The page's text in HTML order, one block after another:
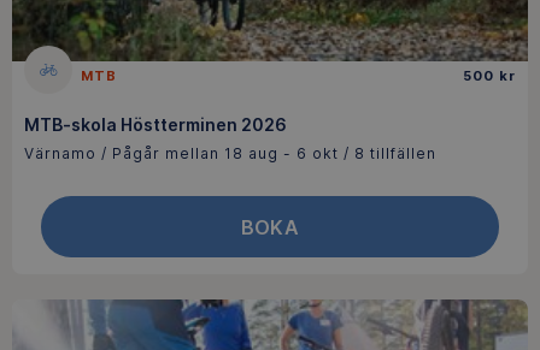
MTB 500 kr
MTB-skola Höstterminen 2026
Värnamo / Pågår mellan 18 aug - 6 okt / 8 tillfällen
BOKA